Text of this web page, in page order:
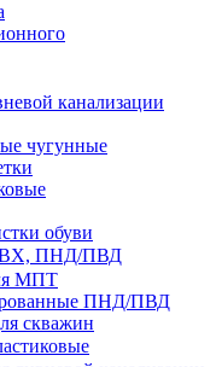
канализации
чугунные
обуви
ПНД/ПВД
МПТ
ПНД/ПВД
скважин